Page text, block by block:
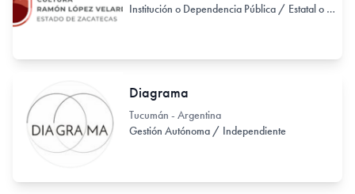
Institución o Dependencia Pública / Estatal o Provincial
Diagrama
Tucumán - Argentina
Gestión Autónoma / Independiente